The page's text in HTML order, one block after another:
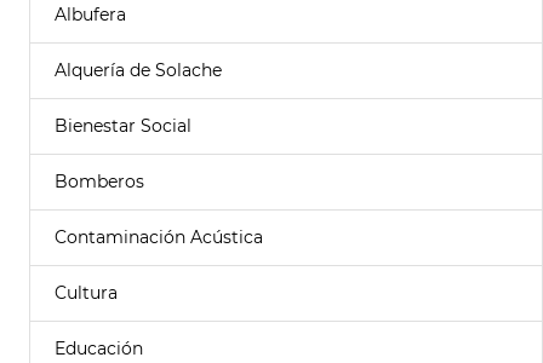
Albufera
Alquería de Solache
Bienestar Social
Bomberos
Contaminación Acústica
Cultura
Educación